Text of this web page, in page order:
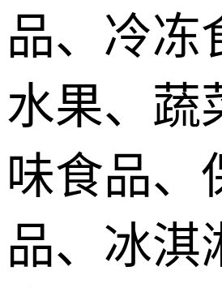
品、冷冻
水果、蔬
味食品、
品、冰淇